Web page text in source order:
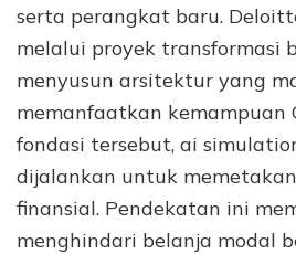
serta perangkat baru.
melalui proyek transformasi
menyusun arsitektur yang
memanfaatkan kemampuan
fondasi tersebut, ai
dijalankan untuk
finansial. Pendekatan ini
menghindari belanja modal